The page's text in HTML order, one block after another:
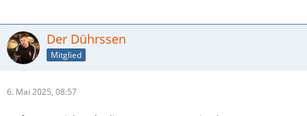
Der Dührssen
Mitglied
6. Mai 2025, 08:57